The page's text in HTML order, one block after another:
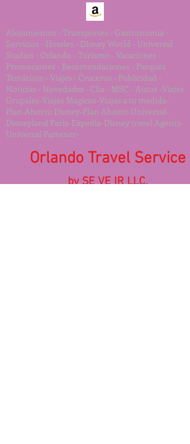
Alojamientos - Transportes - Gastronomía -
Servicios - Hoteles - Disney World - Universal
Studios - Orlando - Turismo - Vacaciones -
Promociones - Recomendaciones - Parques
Temáticos - Viajes - Cruceros - Publicidad -
Noticias - Novedades - Clia - MSC - Autos -Viajes
Grupales-Viajes Magicos-Viajes a tu medida-
Plan Ahorro Disney-Plan Ahorro Universal-
Disneyland Paris-Expedia-Disney travel Agents-
Universal Partener-
Orlando Travel Service
by SE VE IR LLC.